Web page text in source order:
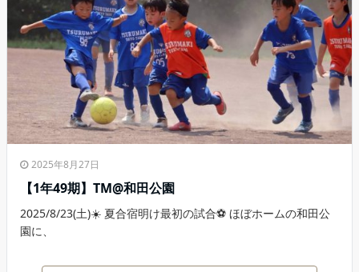
2025年8月27日
【1年49期】TM@和田公園
2025/8/23(土)☀️ 夏合宿明け最初の試合⚽️ ほぼホームの和田公
園に、